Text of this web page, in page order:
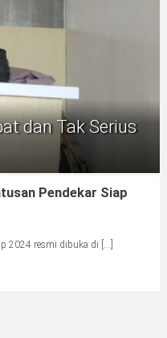
dan Tak Serius
Pendekar Siap
2024 resmi dibuka di […]